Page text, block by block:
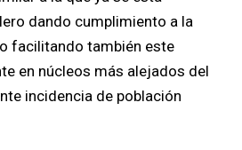
dando cumplimiento a la
facilitando también este
en núcleos más alejados del
incidencia de población